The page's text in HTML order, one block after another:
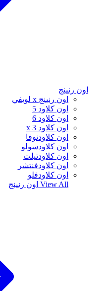
اون رنينج
اون رنينج x لويفي
اون كلاود 5
اون كلاود 6
اون كلاود x 3
اون كلاودنوفا
اون كلاودسولو
اون كلاودتيلت
اون كلاودفنتشر
اون كلاودفلو
View All اون رنينج